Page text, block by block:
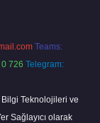
Teams:
726 Telegram:
Teknolojileri ve
Sağlayıcı olarak